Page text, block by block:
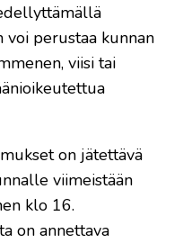
voi perustaa kunnan
viisi tai
on jätettävä
viimeistään
klo 16.
on annettava